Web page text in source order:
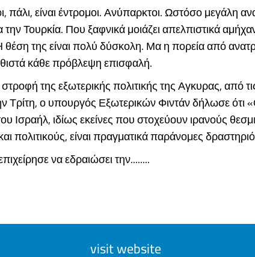
πάλι, είναι έντρομοι. Ανύπαρκτοι. Ωστόσο μεγάλη
την Τουρκία. Που ξαφνικά μοιάζει απελπιστικά
θέση της είναι πολύ δύσκολη. Μα η πορεία από
κάθε πρόβλεψη επισφαλή.
της εξωτερικής πολιτικής της Αγκυρας, από
Τρίτη, ο υπουργός Εξωτερικών Φιντάν δήλωσε ότι
Ισραήλ, ιδίως εκείνες που στοχεύουν ιρανούς
πολιτικούς, είναι πραγματικά παράνομες
να εδραιώσει την........
visit website